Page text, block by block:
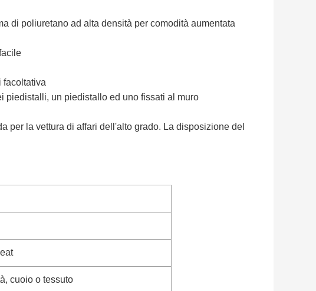
di poliuretano ad alta densità per comodità aumentata
facoltativa
piedistalli, un piedistallo ed uno fissati al muro
per la vettura di affari dell'alto grado. La disposizione del
cuoio o tessuto